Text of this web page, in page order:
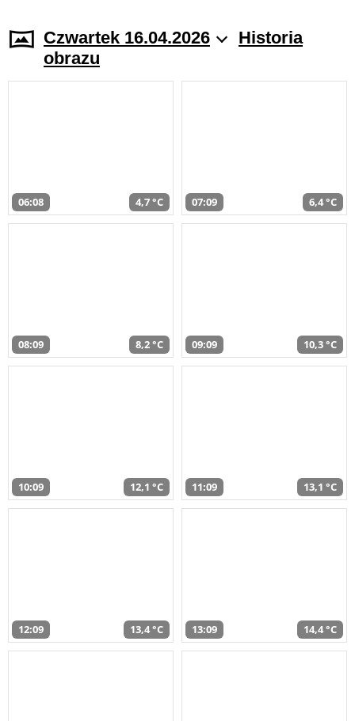
Czwartek 16.04.2026
Historia
obrazu
06:08 4,7 °C 07:09 6,4 °C
08:09 8,2 °C 09:09 10,3 °C
10:09 12,1 °C 11:09 13,1 °C
12:09 13,4 °C 13:09 14,4 °C